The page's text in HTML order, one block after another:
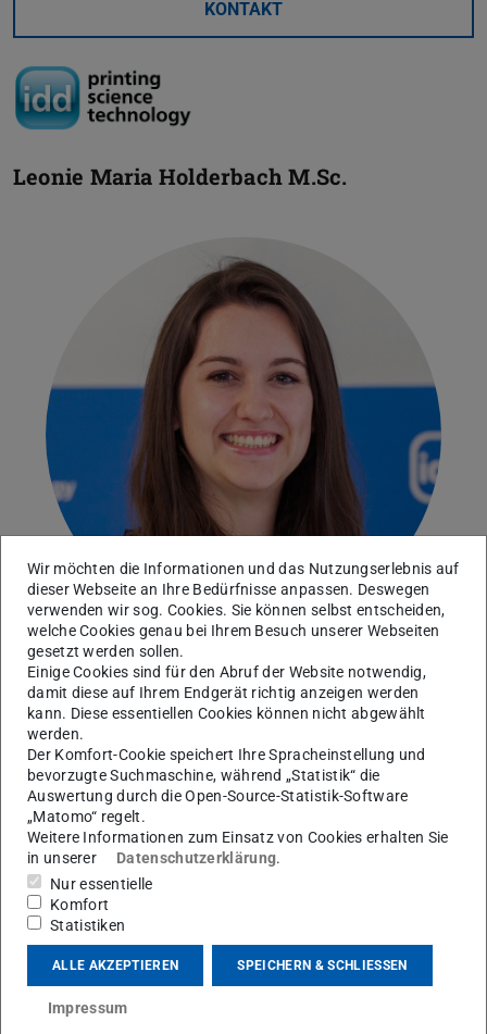
KONTAKT
Leonie Maria HolderbachM.Sc.
Kontakt
holderbach@idd.tu-...
+49 6151 16-23773
Forschung
Engineered Living Materials (ELM) sind dynamische,
lebende Zellen integrieren, um auf Umweltreize zu
Wir möchten die Informationen und das Nutzungserlebnis auf
dieser Webseite an Ihre Bedürfnisse anpassen. Deswegen
verwenden wir sog. Cookies. Sie können selbst entscheiden,
welche Cookies genau bei Ihrem Besuch unserer Webseiten
gesetzt werden sollen.
Einige Cookies sind für den Abruf der Website notwendig,
damit diese auf Ihrem Endgerät richtig anzeigen werden
kann. Diese essentiellen Cookies können nicht abgewählt
werden.
Der Komfort-Cookie speichert Ihre Spracheinstellung und
bevorzugte Suchmaschine, während „Statistik“ die
Auswertung durch die Open-Source-Statistik-Software
„Matomo“ regelt.
Weitere Informationen zum Einsatz von Cookies erhalten Sie
in unserer
Datenschutzerklärung.
Nur essentielle
Komfort
Statistiken
ALLE AKZEPTIEREN SPEICHERN & SCHLIESSEN
Impressum